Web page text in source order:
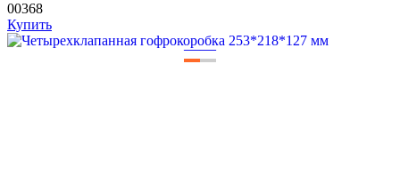
00368
Купить
——